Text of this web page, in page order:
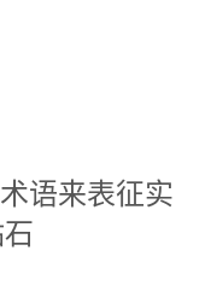
语来表征实